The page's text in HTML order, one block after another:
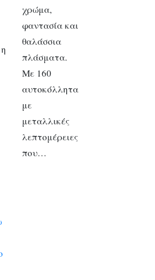
χρώμα,
φαντασία και
θαλάσσια
πλάσματα.
Με 160
αυτοκόλλητα
με
μεταλλικές
λεπτομέρειες
που…